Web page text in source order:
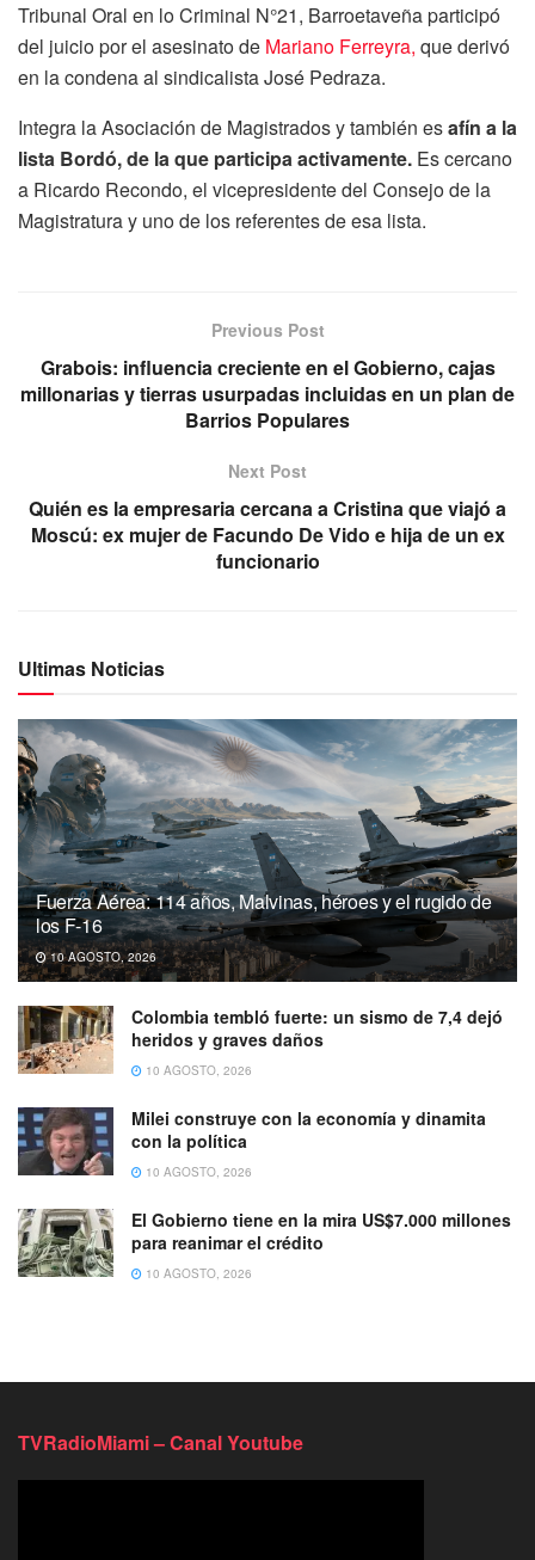
Tribunal Oral en lo Criminal N°21, Barroetaveña participó
del juicio por el asesinato de Mariano Ferreyra, que derivó
en la condena al sindicalista José Pedraza.
Integra la Asociación de Magistrados y también esafín a la
lista Bordó, de la que participa activamente. Es cercano
a Ricardo Recondo, el vicepresidente del Consejo de la
Magistratura y uno de los referentes de esa lista.
Previous Post
Grabois: influencia creciente en el Gobierno, cajas
millonarias y tierras usurpadas incluidas en un plan de
Barrios Populares
Next Post
Quién es la empresaria cercana a Cristina que viajó a
Moscú: ex mujer de Facundo De Vido e hija de un ex
funcionario
Ultimas Noticias
Fuerza Aérea: 114 años, Malvinas, héroes y el rugido de
los F-16
10 AGOSTO, 2026
Colombia tembló fuerte: un sismo de 7,4 dejó
heridos y graves daños
10 AGOSTO, 2026
Milei construye con la economía y dinamita
con la política
10 AGOSTO, 2026
El Gobierno tiene en la mira US$7.000 millones
para reanimar el crédito
10 AGOSTO, 2026
TVRadioMiami – Canal Youtube